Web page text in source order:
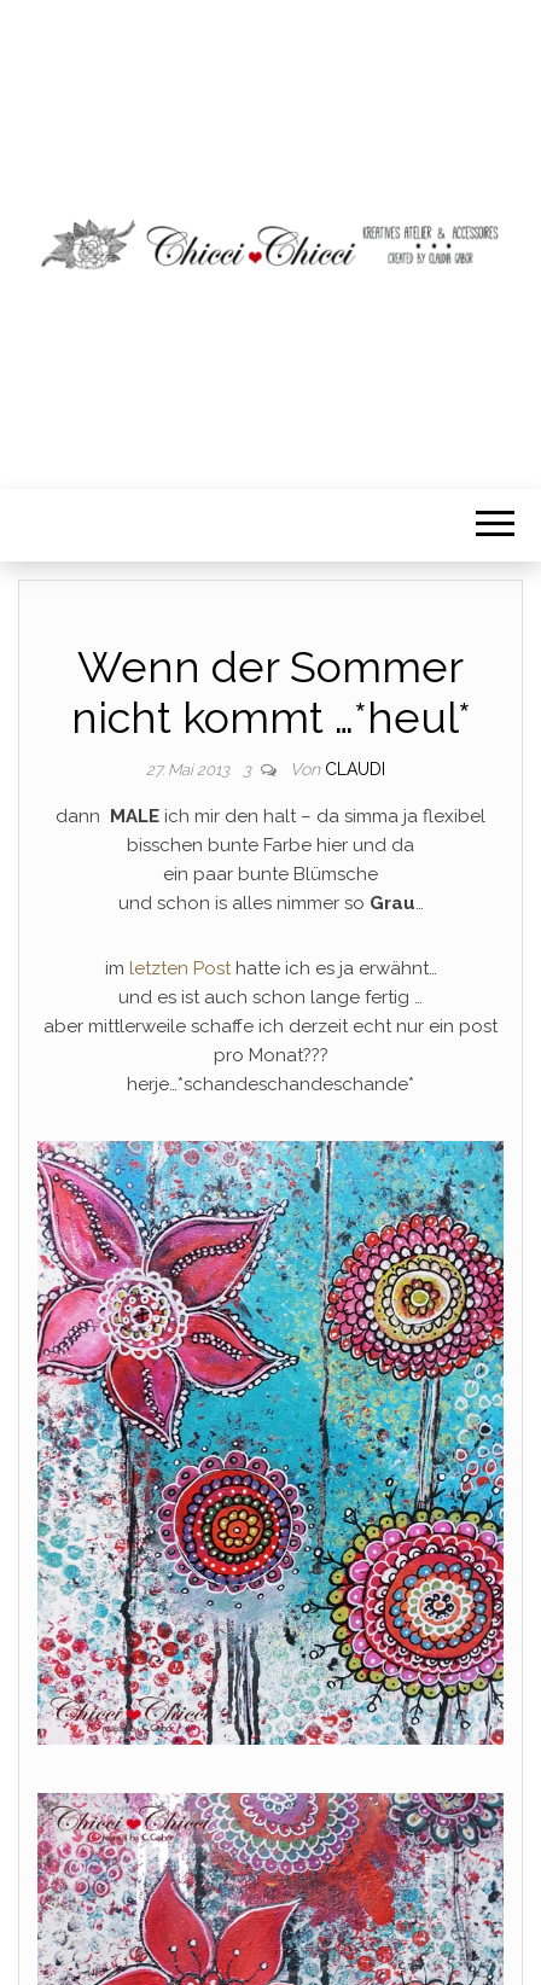
Wenn der Sommer
nicht kommt …*heul*
27. Mai 2013 3 Von CLAUDI
dann MALE ich mir den halt – da simma ja flexibel
bisschen bunte Farbe hier und da
ein paar bunte Blümsche
und schon is alles nimmer so Grau…
im letzten Posthatte ich es ja erwähnt…
und es ist auch schon lange fertig …
aber mittlerweile schaffe ich derzeit echt nur ein post
pro Monat???
herje…*schandeschandeschande*